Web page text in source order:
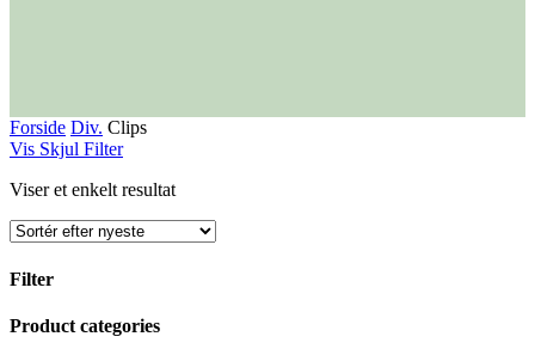
Forside Div. Clips
Vis Skjul Filter
Viser et enkelt resultat
Filter
Close
Product categories